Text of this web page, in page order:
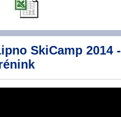
SkiCamp 2014 -